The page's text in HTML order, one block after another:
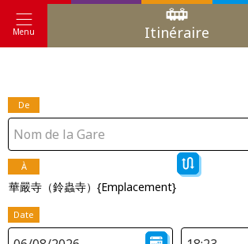
Menu Itinéraire
De
À
華嚴寺（鈴蟲寺）{Emplacement}
Date